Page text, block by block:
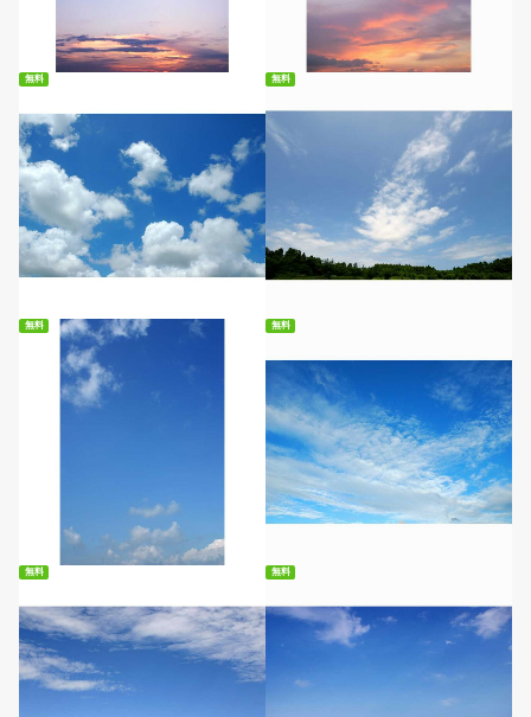
無料ダウンロード 無料ダウンロード
無料
無料ダウンロード
無料
無料ダウンロード
無料
無料ダウンロード
無料
無料ダウンロード
無料 無料